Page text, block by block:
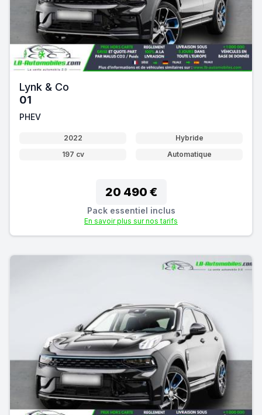
Lynk & Co
01
PHEV
2022
Hybride
197 cv
Automatique
20 490 €
Pack essentiel inclus
En savoir plus sur nos tarifs